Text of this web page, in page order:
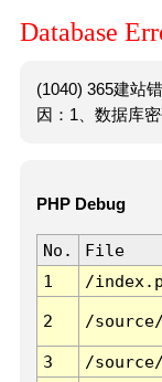
Database
(1040) 365建站
因：1、数据库
PHP Debug
No. File
1
/
2 /
3 /